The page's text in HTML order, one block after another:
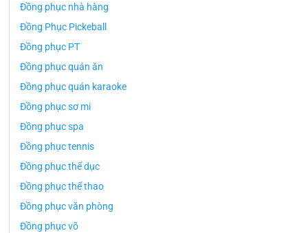
Đồng phục nhà hàng
Đồng Phục Pickeball
Đồng phục PT
Đồng phục quán ăn
Đồng phục quán karaoke
Đồng phục sơ mi
Đồng phục spa
Đồng phục tennis
Đồng phục thể dục
Đồng phục thể thao
Đồng phục văn phòng
Đồng phục võ